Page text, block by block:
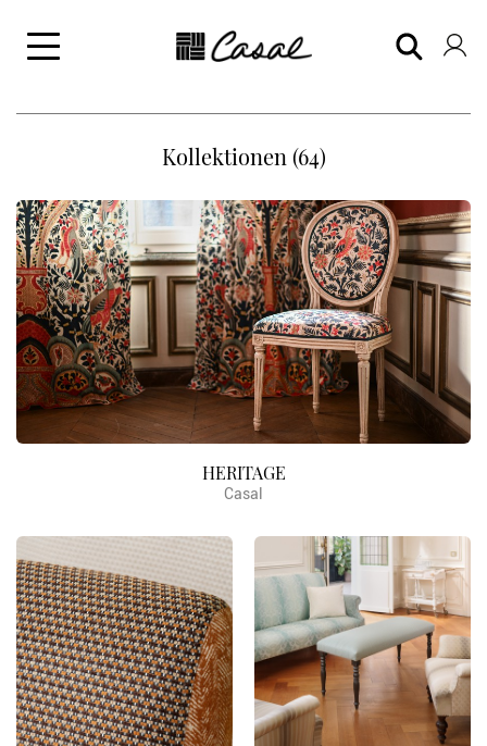
Kollektionen (64)
HERITAGE
Casal